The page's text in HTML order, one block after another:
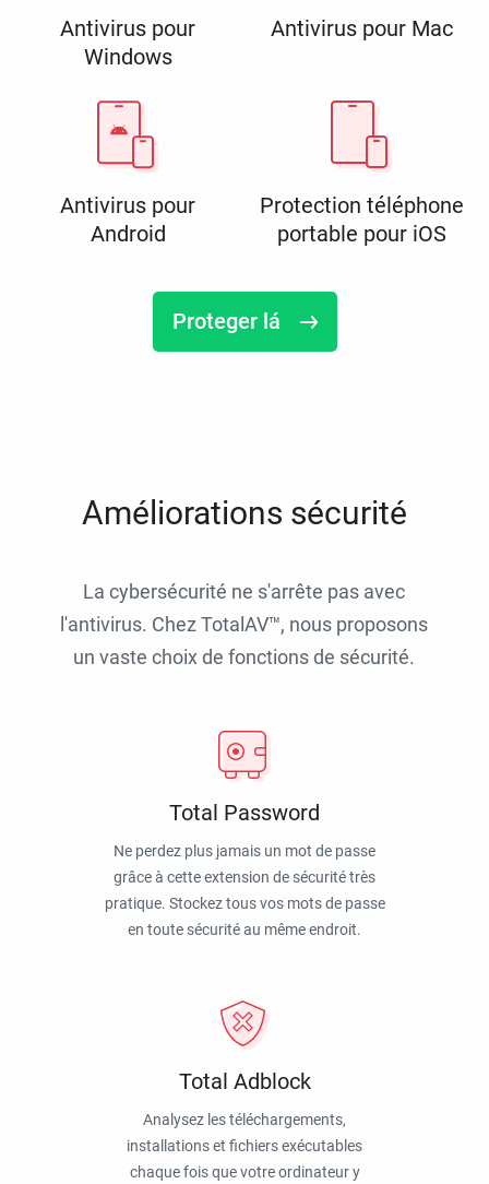
Antivirus pour
Windows
Antivirus pour Mac
Antivirus pour
Android
Protection téléphone
portable pour iOS
Proteger lá
Améliorations sécurité
La cybersécurité ne s'arrête pas avec
l'antivirus. Chez TotalAV™, nous proposons
un vaste choix de fonctions de sécurité.
Total Password
Ne perdez plus jamais un mot de passe
grâce à cette extension de sécurité très
pratique. Stockez tous vos mots de passe
en toute sécurité au même endroit.
Total Adblock
Analysez les téléchargements,
installations et fichiers exécutables
chaque fois que votre ordinateur y